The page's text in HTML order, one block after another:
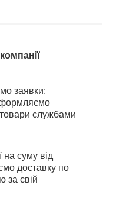
заявки:
службами
на суму від
доставку по
за свій